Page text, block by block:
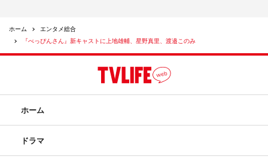
ホーム
エンタメ総合
『べっぴんさん』新キャストに上地雄輔、星野真里、渡邉このみ
ホーム
ドラマ